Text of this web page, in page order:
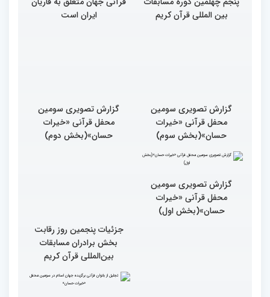
بین المللی قرآن کریم
ایران است
گزارش تصویری سومین
محفل قرآنی «خیرات
حسان»(بخش سوم)
گزارش تصویری سومین
محفل قرآنی «خیرات
حسان»(بخش دوم)
جزئیات پنجمین روز رقابت
بخش برادران مسابقات
بین‌المللی قرآن کریم